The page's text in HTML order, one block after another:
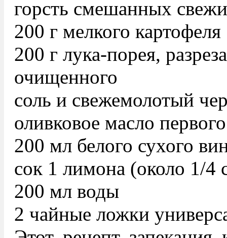
горсть смешанных
200 г мелкого картофеля
200 г лука-порея,
очищенного
соль и свежемолотый
оливковое масло
200 мл белого сухого
сок 1 лимона (около 1/4
200 мл воды
2 чайные ложки